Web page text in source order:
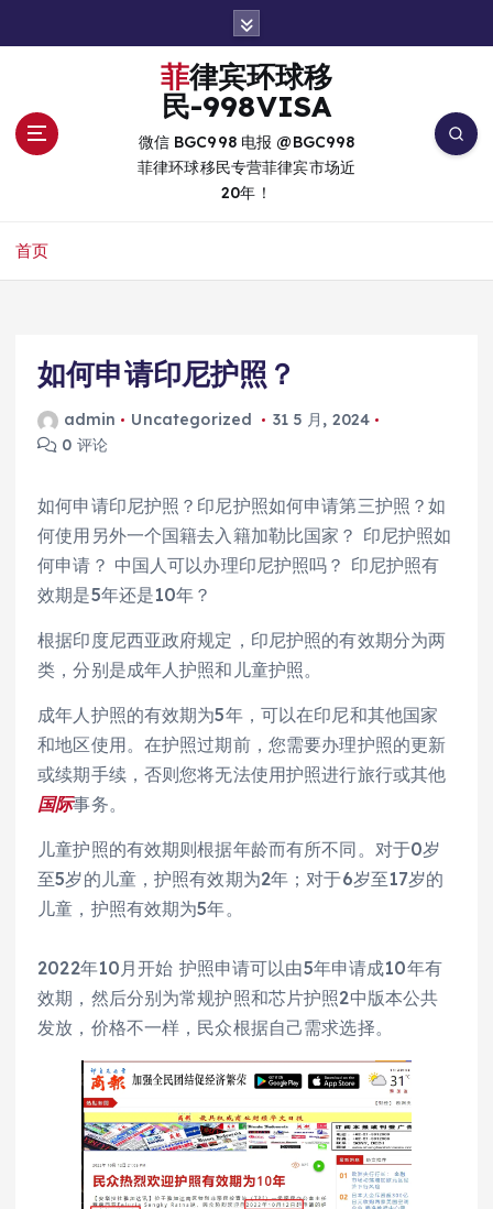
菲律宾环球移
民-998VISA
微信 BGC998 电报 @BGC998
菲律环球移民专营菲律宾市场近
20年！
首页
如何申请印尼护照？
admin Uncategorized
31 5 月, 2024
0 评论
如何申请印尼护照？印尼护照如何申请第三护照？如
何使用另外一个国籍去入籍加勒比国家？ 印尼护照如
何申请？ 中国人可以办理印尼护照吗？ 印尼护照有
效期是5年还是10年？
根据印度尼西亚政府规定，印尼护照的有效期分为两
类，分别是成年人护照和儿童护照。
成年人护照的有效期为5年，可以在印尼和其他国家
和地区使用。在护照过期前，您需要办理护照的更新
或续期手续，否则您将无法使用护照进行旅行或其他
国际事务。
儿童护照的有效期则根据年龄而有所不同。对于0岁
至5岁的儿童，护照有效期为2年；对于6岁至17岁的
儿童，护照有效期为5年。
2022年10月开始 护照申请可以由5年申请成10年有
效期，然后分别为常规护照和芯片护照2中版本公共
发放，价格不一样，民众根据自己需求选择。